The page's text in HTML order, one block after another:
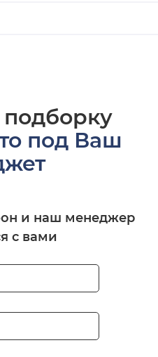
под Ваш
и наш менеджер
с вами